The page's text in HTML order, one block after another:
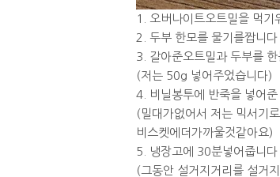
1. 오버나이트오트밀을 먹기
2. 두부 한모를 물기를짭니다
3. 갈아준오트밀과 두부를
(저는 50g 넣어주었습니다)
4. 비닐봉투에 반죽을 넣어
(밀대가없어서 저는 믹서기
비스켓에더가까울것같아요)
5. 냉장고에 30분넣어줍니다
(그동안 설거지거리를 설거